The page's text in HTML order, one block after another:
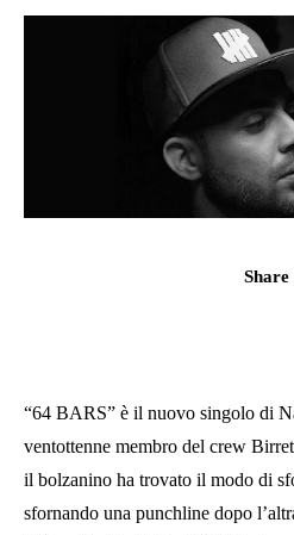
Share
“64 BARS” è il nuovo singolo di
ventottenne membro del crew
il bolzanino ha trovato il modo di
sfornando una punchline dopo